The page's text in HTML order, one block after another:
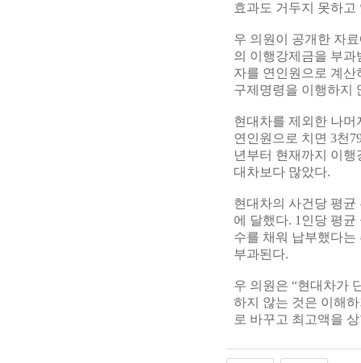
효과도 거두지 못하고
우 의원이 공개한 자
의 이행강제금을 부
자를 연인원으로 계산
구제명령을 이행하지
현대차를 제외한 나머
연인원으로 치면 3천
년부터 현재까지 이
대차보다 많았다.
현대차의 사건당 평균
에 달했다. 1인당 평
수를 채워 납부했다
부과된다.
우 의원은 “현대차가
하지 않는 것은 이해
로 바꾸고 최고액을